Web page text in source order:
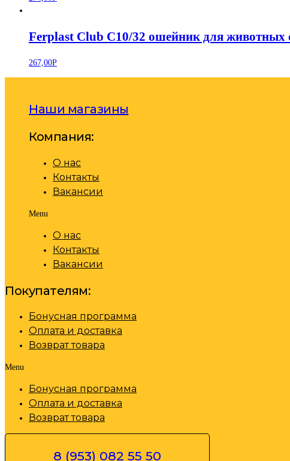
Ferplast Club C10/32 ошейник для
267,00Р
Наши магазины
Компания:
О нас
Контакты
Вакансии
Menu
О нас
Контакты
Вакансии
Покупателям:
Бонусная программа
Оплата и доставка
Возврат товара
Menu
Бонусная программа
Оплата и доставка
Возврат товара
8 (953) 082 55 50